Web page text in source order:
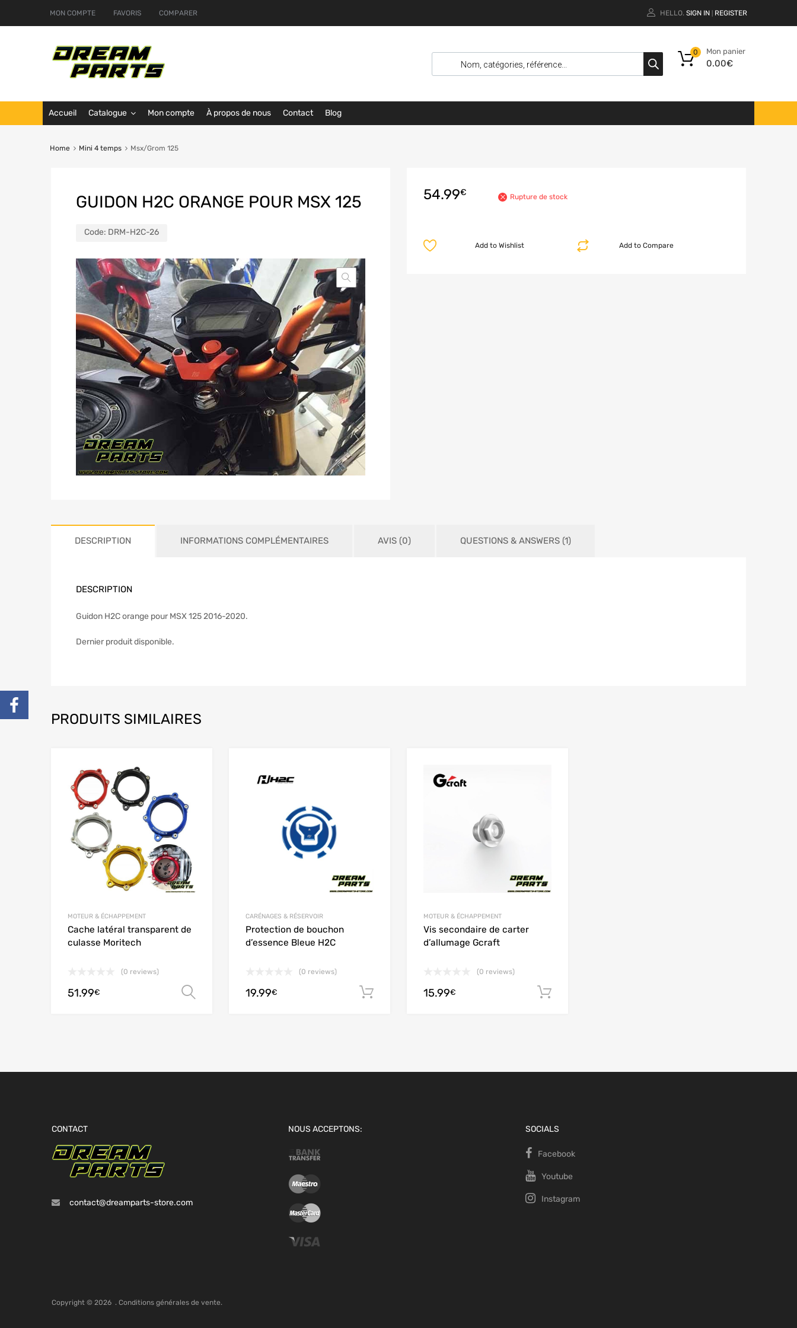
MON COMPTE FAVORIS COMPARER HELLO. SIGN IN REGISTER
Mon panier
0.00€
0
Accueil Catalogue Mon compte À propos de nous Contact Blog
Home Mini 4 temps Msx/Grom 125
GUIDON H2C ORANGE POUR MSX 125
Code: DRM-H2C-26
54.99€ Rupture de stock
Add to Compare
Add to Wishlist
DESCRIPTION INFORMATIONS COMPLÉMENTAIRES AVIS (0) QUESTIONS & ANSWERS (1)
DESCRIPTION
Guidon H2C orange pour MSX 125 2016-2020.
Dernier produit disponible.
PRODUITS SIMILAIRES
MOTEUR & ÉCHAPPEMENT
Cache latéral transparent de
culasse Moritech
(0 reviews)
51.99€ Choix des options
CARÉNAGES & RÉSERVOIR
Protection de bouchon
d’essence Bleue H2C
(0 reviews)
19.99€ Ajouter au panier
MOTEUR & ÉCHAPPEMENT
Vis secondaire de carter
d’allumage Gcraft
(0 reviews)
15.99€
CONTACT
contact@dreamparts-store.com
NOUS ACCEPTONS: SOCIALS
Facebook
Youtube
Instagram
Copyright © 2026 . Conditions générales de vente.